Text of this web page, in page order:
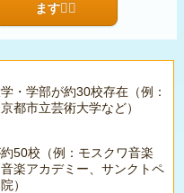
ます🙇‍♂️
・学部が約30校存在（例：
都市立芸術大学など）
50校（例：モスクワ音楽
楽アカデミー、サンクトペ
）